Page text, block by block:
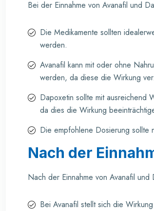
Bei der Einnahme von Avanafil und
Die Medikamente sollten
werden.
Avanafil kann mit oder ohne
werden, da diese die Wirkung
Dapoxetin sollte mit ausreichend
da dies die Wirkung
Die empfohlene Dosierung sollte
Nach der
Nach der Einnahme von Avanafil
Bei Avanafil stellt sich die